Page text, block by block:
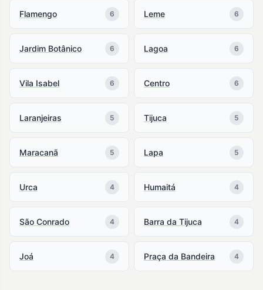
Flamengo 6 Leme 6
Jardim Botânico 6 Lagoa 6
Vila Isabel 6 Centro 6
Laranjeiras 5 Tijuca 5
Maracanã 5 Lapa 5
Urca 4 Humaitá 4
São Conrado 4 Barra da Tijuca 4
Joá 4 Praça da Bandeira 4